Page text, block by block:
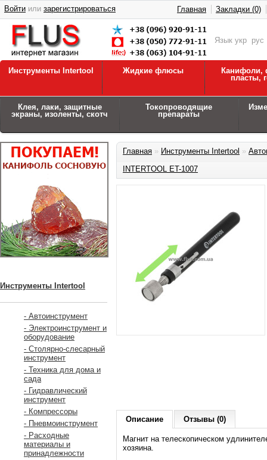
Язык укр рус
Войти или зарегистрироваться Главная Закладки (0)
Инструменты Intertool Жидкие флюсы
Канифоли,
пласты,
Клея, лаки, защитные
экраны, изоленты, скотч
Токопроводящие
препараты
Инструменты Intertool
- Автоинструмент
- Электроинструмент и
оборудование
- Столярно-слесарный
инструмент
- Техника для дома и
сада
- Гидравлический
инструмент
- Компрессоры
- Пневмоинструмент
- Расходные
материалы и
принадлежности
Главная » Инструменты Intertool »
INTERTOOL ET-1007
Описание Отзывы (0)
Магнит на телескопическом
хозяина.